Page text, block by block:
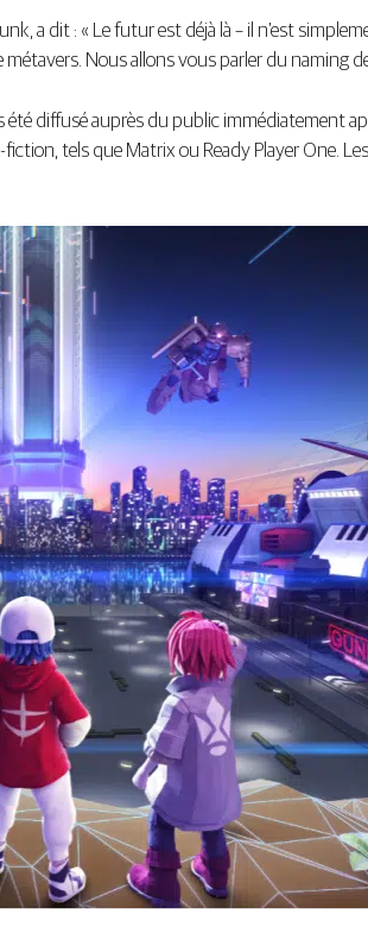
a dit : « Le futur est déjà là – il n’est
métavers. Nous allons vous parler du naming
diffusé auprès du public immédiatement
tels que Matrix ou Ready Player One.